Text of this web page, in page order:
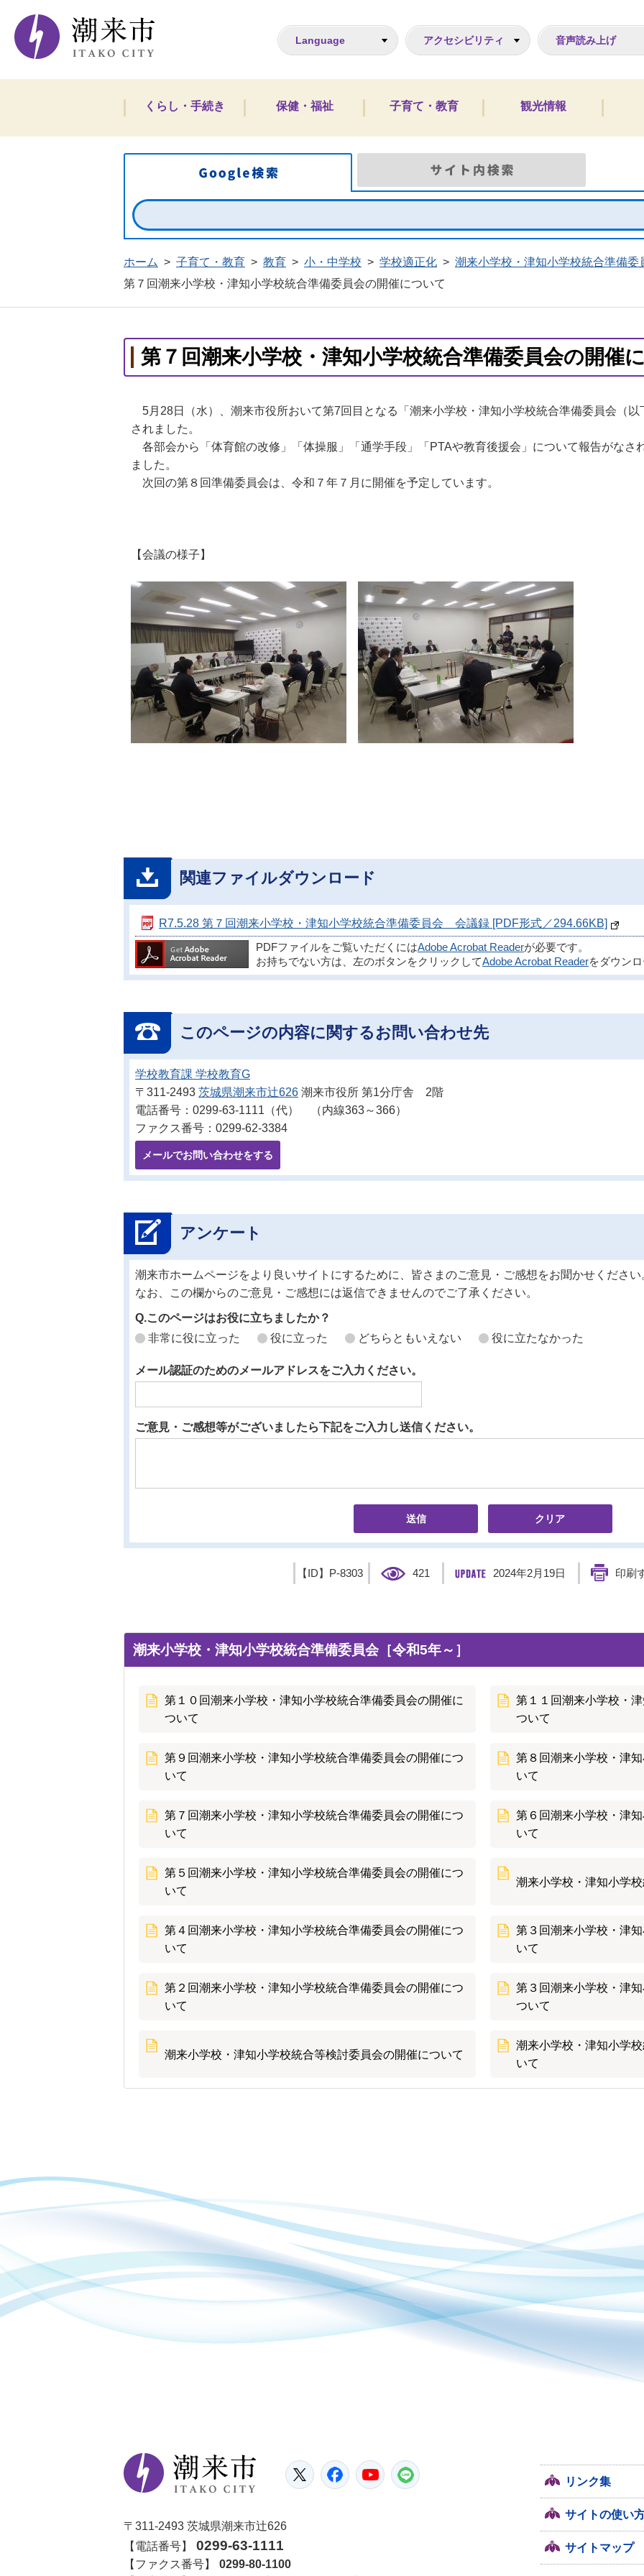
潮来市ホームページ
Language アクセシビリティ 音声読み上げ
くらし・手続き 保健・福祉 子育て・教育 観光情報
Google検索
ホーム > 子育て・教育 > 教育 > 小・中学校 > 学校適正化 > 潮来小学校・津知小学校統合準備委
第７回潮来小学校・津知小学校統合準備委員会の開催について
第７回潮来小学校・津知小学校統合準備委員会の開催
5月28日（水）、潮来市役所おいて第7回目となる「潮来小学校・津知小学校統合準備委員会（
されました。
各部会から「体育館の改修」「体操服」「通学手段」「PTAや教育後援会」について報告がなさ
ました。
次回の第８回準備委員会は、令和７年７月に開催を予定しています。
【会議の様子】
関連ファイルダウンロード
R7.5.28 第７回潮来小学校・津知小学校統合準備委員会 会議録 [PDF形式／294.66KB]
PDFファイルをご覧いただくにはAdobe Acrobat Readerが必要です。
お持ちでない方は、左のボタンをクリックしてAdobe Acrobat Readerをダウン
このページの内容に関するお問い合わせ先
学校教育課 学校教育G
〒311-2493 茨城県潮来市辻626 潮来市役所 第1分庁舎 2階
電話番号：0299-63-1111（代） （内線363～366）
ファクス番号：0299-62-3384
メールでお問い合わせをする
アンケート
潮来市ホームページをより良いサイトにするために、皆さまのご意見・ご感想をお聞かせください
なお、この欄からのご意見・ご感想には返信できませんのでご了承ください。
Q.このページはお役に立ちましたか？
非常に役に立った
役に立った どちらともいえない 役に立たなかった
メール認証のためのメールアドレスをご入力ください。
ご意見・ご感想等がございましたら下記をご入力し送信ください。
【ID】 P-8303 421 2024年2月19日 印刷
潮来小学校・津知小学校統合準備委員会［令和5年～］
第１０回潮来小学校・津知小学校統合準備委員会の開催に
ついて
第１１回潮来小学校・
ついて
第９回潮来小学校・津知小学校統合準備委員会の開催につ
いて
第８回潮来小学校・津
いて
第７回潮来小学校・津知小学校統合準備委員会の開催につ
いて
第６回潮来小学校・津
いて
第５回潮来小学校・津知小学校統合準備委員会の開催につ
いて
潮来小学校・津知小学
第４回潮来小学校・津知小学校統合準備委員会の開催につ
いて
第３回潮来小学校・津
いて
第２回潮来小学校・津知小学校統合準備委員会の開催につ
いて
第３回潮来小学校・津
ついて
潮来小学校・津知小学校統合等検討委員会の開催について
潮来小学校・津知小学
いて
潮来市
Twitter FacebookYouTube
〒311-2493 茨城県潮来市辻626
【電話番号】
0299-63-1111
【ファクス番号】
0299-80-1100
リンク集
サイトの使い
サイトマップ